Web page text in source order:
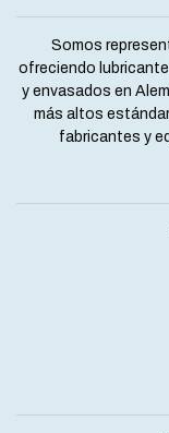
Somos
ofreciendo
y envasados en
más altos
fabricantes y